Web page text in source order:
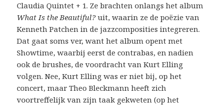
Claudia Quintet + 1. Ze brachten onlangs het album
What Is the Beautiful? uit, waarin ze de poëzie van
Kenneth Patchen in de jazzcomposities integreren.
Dat gaat soms ver, want het album opent met
Showtime, waarbij eerst de contrabas, en nadien
ook de brushes, de voordracht van Kurt Elling
volgen. Nee, Kurt Elling was er niet bij, op het
concert, maar Theo Bleckmann heeft zich
voortreffelijk van zijn taak gekweten (op het